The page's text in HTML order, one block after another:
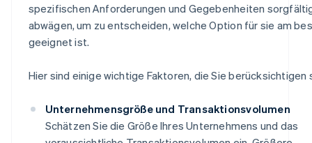
spezifischen Anforderungen und Gegebenheiten
abwägen, um zu entscheiden, welche Option für sie am
geeignet ist.
Hier sind einige wichtige Faktoren, die Sie berücksichtigen
Unternehmensgröße und Transaktionsvolumen
Schätzen Sie die Größe Ihres Unternehmens und das